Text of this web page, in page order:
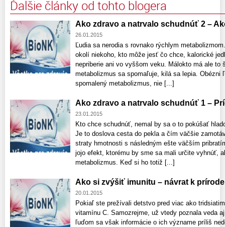
Ďalšie články od tohto blogera
Ako zdravo a natrvalo schudnúť 2 –
26.01.2015
Ľudia sa nerodia s rovnako rýchlym
okolí niekoho, kto môže jesť čo chce, kalorické
nepriberie ani vo vyššom veku. Málokto má ale
metabolizmus sa spomaľuje, kilá sa lepia. Obézni
spomalený metabolizmus, nie [...]
Ako zdravo a natrvalo schudnúť 1 –
23.01.2015
Kto chce schudnúť, nemal by sa o to pokúšať
Je to doslova cesta do pekla a čím väčšie
straty hmotnosti s následným ešte väčším
jojo efekt, ktorému by sme sa mali určite vyhnúť,
metabolizmus. Keď si ho totiž [...]
Ako si zvýšiť imunitu – návrat k
20.01.2015
Pokiaľ ste prežívali detstvo pred viac ako
vitamínu C. Samozrejme, už vtedy poznala veda
ľuďom sa však informácie o ich význame príliš